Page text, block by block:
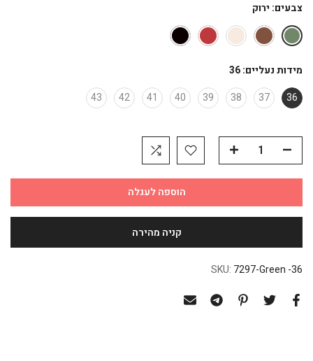
צבעים: ירוק
מידות נעליים:36
36
37
38
39
40
41
42
43
הוספה לעגלה
SKU: 7297-Green -36